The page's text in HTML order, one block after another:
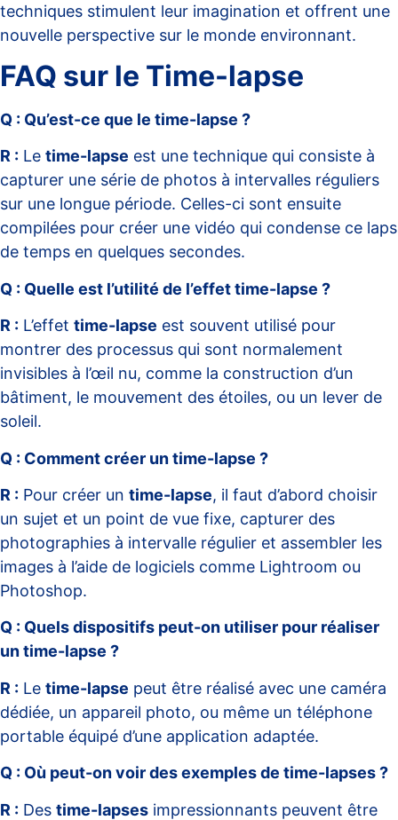
techniques stimulent leur imagination et offrent une
nouvelle perspective sur le monde environnant.
FAQ sur le Time-lapse
Q : Qu’est-ce que le time-lapse ?
R : Le time-lapse est une technique qui consiste à
capturer une série de photos à intervalles réguliers
sur une longue période. Celles-ci sont ensuite
compilées pour créer une vidéo qui condense ce laps
de temps en quelques secondes.
Q : Quelle est l’utilité de l’effet time-lapse ?
R : L’effet time-lapse est souvent utilisé pour
montrer des processus qui sont normalement
invisibles à l’œil nu, comme la construction d’un
bâtiment, le mouvement des étoiles, ou un lever de
soleil.
Q : Comment créer un time-lapse ?
R : Pour créer un time-lapse, il faut d’abord choisir
un sujet et un point de vue fixe, capturer des
photographies à intervalle régulier et assembler les
images à l’aide de logiciels comme Lightroom ou
Photoshop.
Q : Quels dispositifs peut-on utiliser pour réaliser
un time-lapse ?
R : Le time-lapse peut être réalisé avec une caméra
dédiée, un appareil photo, ou même un téléphone
portable équipé d’une application adaptée.
Q : Où peut-on voir des exemples de time-lapses ?
R : Des time-lapses impressionnants peuvent être